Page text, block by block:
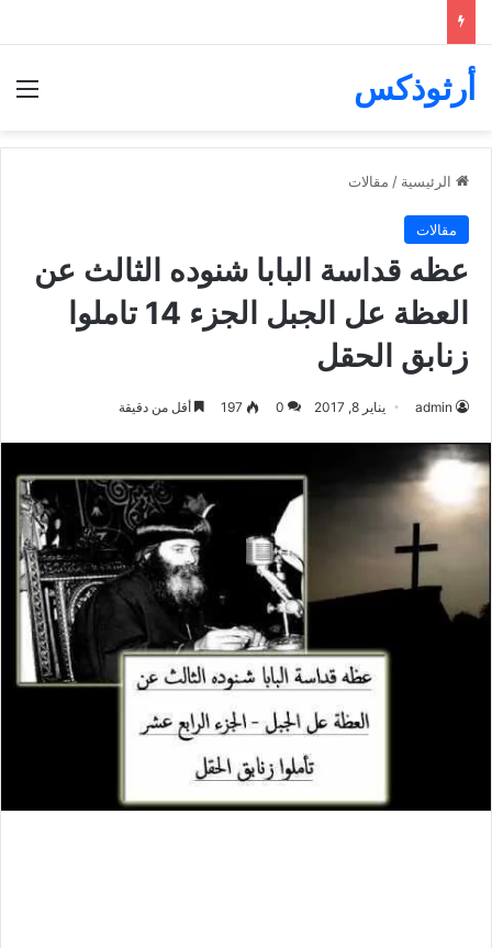
أرثوذكس
الرئيسية / مقالات
مقالات
عظه قداسة البابا شنوده الثالث عن
العظة عل الجبل الجزء 14 تاملوا
زنابق الحقل
admin يناير 8, 2017 0
197 أقل من دقيقة